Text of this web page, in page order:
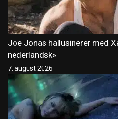
Joe Jonas hallusinerer med
nederlandsk»
7. august 2026